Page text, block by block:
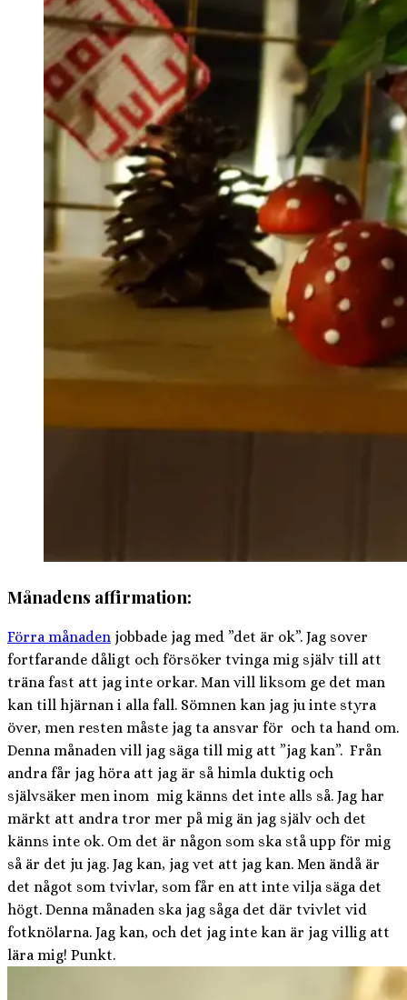
Månadens affirmation:
Förra månaden jobbade jag med ”det är ok”. Jag sover
fortfarande dåligt och försöker tvinga mig själv till att
träna fast att jag inte orkar. Man vill liksom ge det man
kan till hjärnan i alla fall. Sömnen kan jag ju inte styra
över, men resten måste jag ta ansvar för och ta hand om.
Denna månaden vill jag säga till mig att ”jag kan”. Från
andra får jag höra att jag är så himla duktig och
självsäker men inom mig känns det inte alls så. Jag har
märkt att andra tror mer på mig än jag själv och det
känns inte ok. Om det är någon som ska stå upp för mig
så är det ju jag. Jag kan, jag vet att jag kan. Men ändå är
det något som tvivlar, som får en att inte vilja säga det
högt. Denna månaden ska jag såga det där tvivlet vid
fotknölarna. Jag kan, och det jag inte kan är jag villig att
lära mig! Punkt.